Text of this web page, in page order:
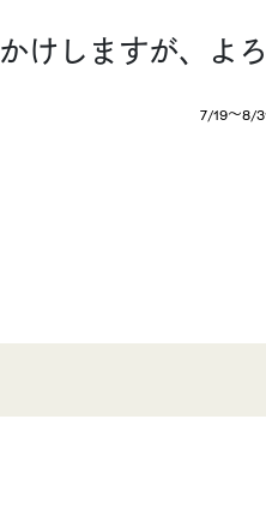
けしますが、よ
7/19〜8/